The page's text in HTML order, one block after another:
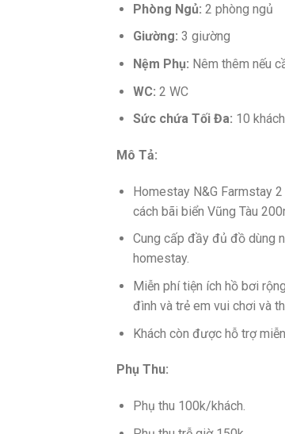
Phòng Ngủ: 2 phòng ngủ
Giường: 3 giường
Nệm Phụ: Nêm thêm nếu
WC: 2 WC
Sức chứa Tối Đa: 10 khách
Mô Tả:
Homestay N&G Farmstay
cách bãi biển Vũng Tàu
Cung cấp đầy đủ đồ dùng
homestay.
Miễn phí tiện ích hồ bơi
đình và trẻ em vui chơi và
Khách còn được hỗ trợ
Phụ Thu:
Phụ thu 100k/khách.